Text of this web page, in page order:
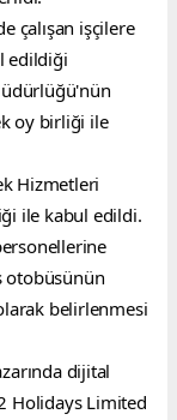
çalışan işçilere
edildiği
oy birliği ile
Hizmetleri
ile kabul edildi.
otobüsünün
belirlenmesi
dijital
Holidays Limited